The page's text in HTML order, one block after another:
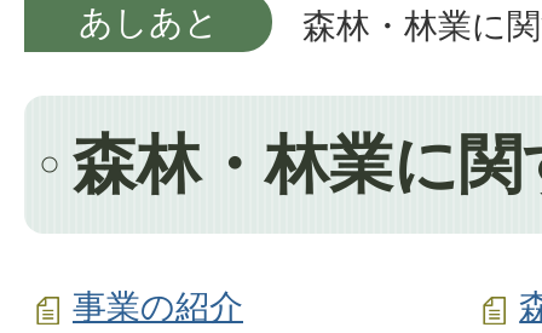
あしあと
森林・林業に
森林・林業に
事業の紹介